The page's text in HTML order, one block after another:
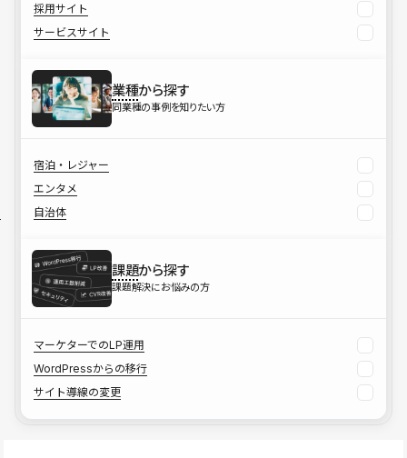
採用サイト
サービスサイト
業種から探す
同業種の事例を知りたい方
宿泊・レジャー
エンタメ
自治体
課題から探す
課題解決にお悩みの方
マーケターでのLP運用
WordPressからの移行
サイト導線の変更